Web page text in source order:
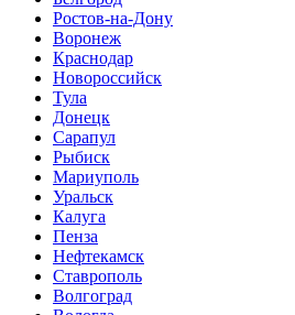
Ростов-на-Дону
Воронеж
Краснодар
Новороссийск
Тула
Донецк
Сарапул
Рыбиск
Мариуполь
Уральск
Калуга
Пенза
Нефтекамск
Ставрополь
Волгоград